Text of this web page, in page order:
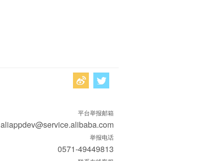
平台举报邮箱
aliappdev@service.alibaba.com
举报电话
0571-49449813